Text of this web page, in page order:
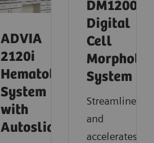
ADVIA
2120i
Hematology
System
with
Autoslide
DM1200
Digital
Cell
System
Streamlines
and
accelerates